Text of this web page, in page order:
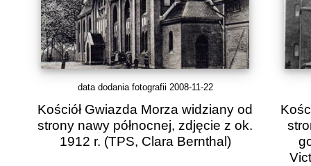
data dodania fotografii 2008-11-22
Kościół Gwiazda Morza widziany od
strony nawy północnej, zdjęcie z ok.
1912 r. (TPS, Clara Bernthal)